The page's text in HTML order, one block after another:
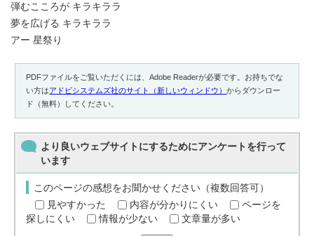
弾むこころが キラキララ
夢を広げる キラキララ
アー 星祭り
PDFファイルをご覧いただくには、Adobe Readerが必要です。お持ちでな
い方はアドビシステムズ社のサイト（新しいウィンドウ）からダウンロー
ド（無料）してください。
より良いウェブサイトにするためにアンケートを行って
います
このページの感想をお聞かせください（複数回答可）
見やすかった
内容が分かりにくい
ページを
探しにくい
情報が少ない 文章量が多い